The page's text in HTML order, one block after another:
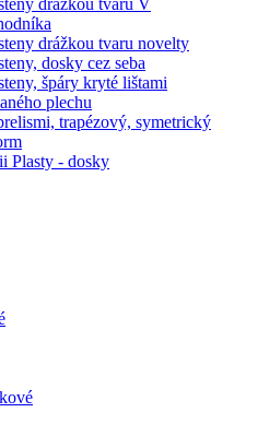
drážkou tvaru V
drážkou tvaru novelty
dosky cez seba
špáry kryté lištami
plechu
trapézový, symetrický
Plasty - dosky